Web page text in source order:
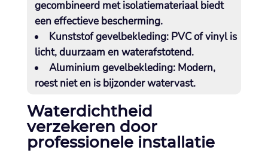
gecombineerd met isolatiemateriaal biedt
een effectieve bescherming.​
Kunststof gevelbekleding:PVC of vinyl is
licht, duurzaam en waterafstotend.​
Aluminium gevelbekleding:Modern,
roest niet en is bijzonder watervast.​
Waterdichtheid
verzekeren door
professionele installatie